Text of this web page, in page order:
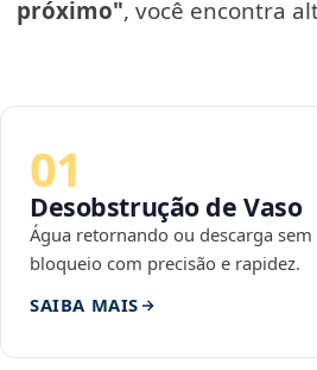
próximo", você encontra
01
Desobstrução de Vaso
Água retornando ou descarga sem
bloqueio com precisão e rapidez.
SAIBA MAIS